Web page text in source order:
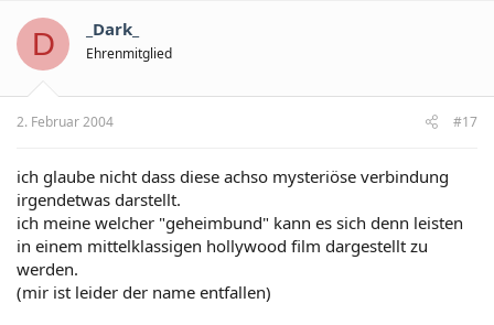
D _Dark_
Ehrenmitglied
2. Februar 2004 #17
ich glaube nicht dass diese achso mysteriöse verbindung
irgendetwas darstellt.
ich meine welcher "geheimbund" kann es sich denn leisten
in einem mittelklassigen hollywood film dargestellt zu
werden.
(mir ist leider der name entfallen)